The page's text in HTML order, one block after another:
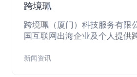
跨境珮
跨境珮（厦门）科技服务有限
国互联网出海企业及个人提供
案。
新闻资讯